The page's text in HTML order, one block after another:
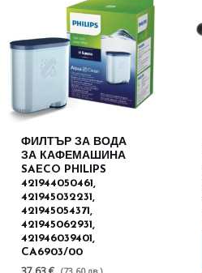
ФИЛТЪР ЗА ВОДА
ЗА КАФЕМАШИНА
SAECO PHILIPS
421944050461,
421945032231,
421945054371,
421945062931,
421946039401,
CA6903/00